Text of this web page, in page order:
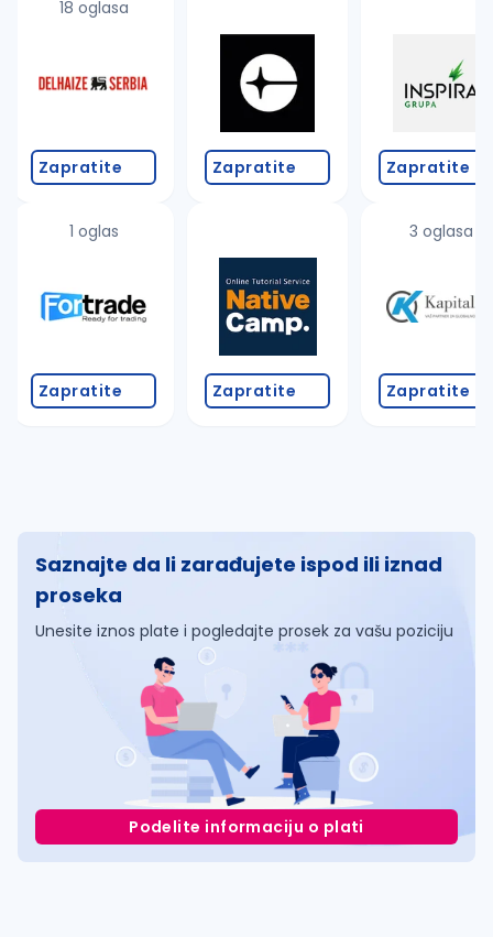
18 oglasa
Zapratite
1 oglas
Zapratite
Zapratite
Zapratite
Zapratite
3 oglasa
Zapratite
Saznajte da li zarađujete ispod ili iznad
proseka
Unesite iznos plate i pogledajte prosek za vašu poziciju
Podelite informaciju o plati